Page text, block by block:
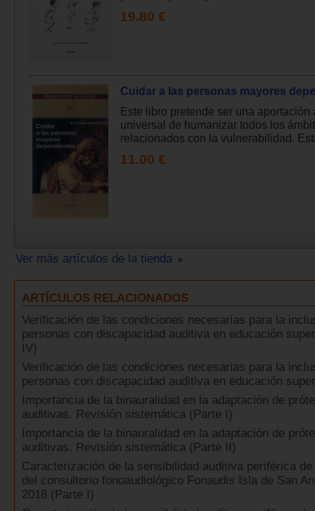
19.80 €
Cuidar a las personas mayores
Este libro pretende ser una aportación
universal de humanizar todos los
relacionados con la vulnerabilidad.
11.00 €
Ver más artículos de la tienda
ARTÍCULOS RELACIONADOS
Verificación de las condiciones necesarias para la
personas con discapacidad auditiva en educación
IV)
Verificación de las condiciones necesarias para la
personas con discapacidad auditiva en educación
Importancia de la binauralidad en la adaptación de
auditivas. Revisión sistemática (Parte I)
Importancia de la binauralidad en la adaptación de
auditivas. Revisión sistemática (Parte II)
Caracterización de la sensibilidad auditiva periférica
del consultorio fonoaudiológico Fonaudis Isla de San
2018 (Parte I)